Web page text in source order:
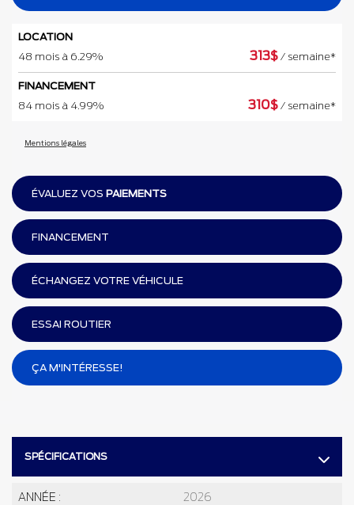
SPÉCIFICATIONS
ANNÉE : 2026
LOCATION
48 mois à 6.29%
313$ / semaine*
FINANCEMENT
84 mois à 4.99%
310$ / semaine*
Mentions légales
ÉVALUEZ VOS PAIEMENTS
FINANCEMENT
ÉCHANGEZ VOTRE VÉHICULE
ESSAI ROUTIER
ÇA M'INTÉRESSE!